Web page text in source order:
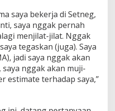
saya bekerja di Setneg,
saya nggak pernah
menjilat-jilat. Nggak
tegaskan (juga). Saya
jadi saya nggak akan
nggak akan muji-
estimate terhadap saya,”